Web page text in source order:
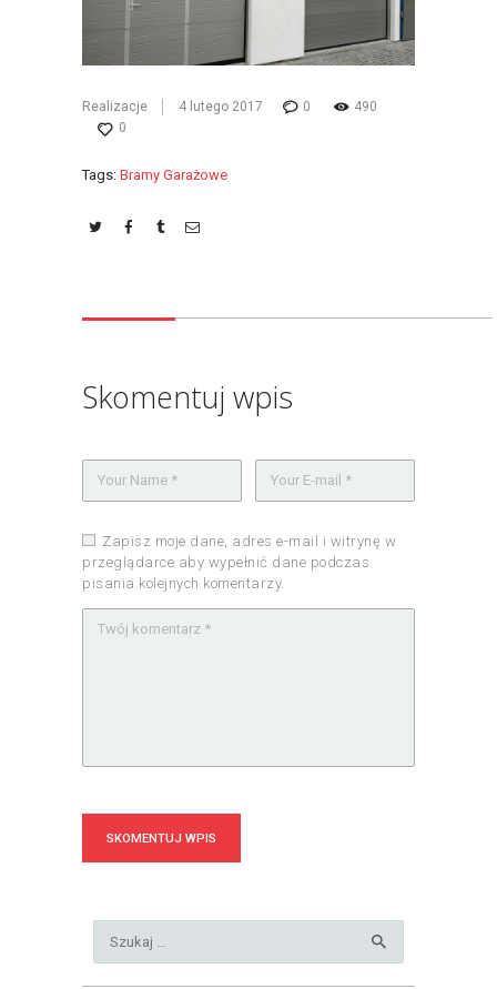
Realizacje 4 lutego 2017 0
490
0
Tags: Bramy Garażowe
Skomentuj wpis
Zapisz moje dane, adres e-mail i witrynę w
przeglądarce aby wypełnić dane podczas
pisania kolejnych komentarzy.